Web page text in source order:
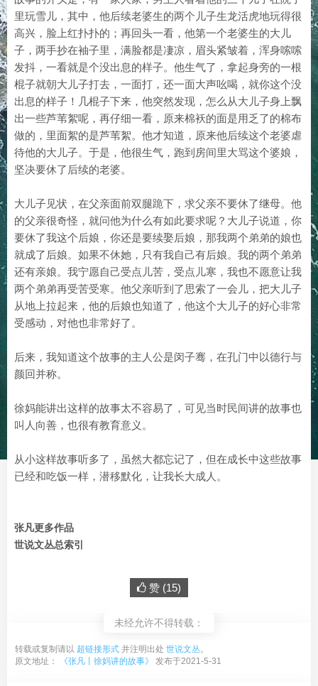
里玩雪儿，其中，他后续老婆生的两个儿子生龙活虎地玩得很
高兴，脸上红扑扑的；再回头一看，他第一个老婆生的大儿
子，两手抄在袖子里，满脸都是凄凉，眉头紧皱着，浑身嗦嗦
发抖，一看就是个没出息的样子。他生气了，拿起身旁的一根
棍子就朝大儿子打去，一面打，还一面大声吆喝，就你这个没
出息的样子！几棍子下来，他突然发现，怎么从大儿子身上飘
出一些芦苇絮呢，再仔细一看，原来棉袄的面是用乏了的棉布
做的，里面絮的是芦苇絮。他才知道，原来他后续这个老婆虐
待他的大儿子。于是，他很生气，跑到房间里大骂这个婆娘，
坚决要休了后续的老婆。
大儿子见状，在父亲面前双腿跪下，求父亲不要休了继母。他
的父亲很奇怪，就问他为什么有如此要求呢？大儿子说道，你
要休了我这个后娘，你还是要续娶后娘，那我两个弟弟的娘也
就成了后娘。如果不休她，只有我自己有后娘。我的两个弟弟
还有亲娘。我宁愿自己受点儿苦，受点儿寒，我也不愿意让我
两个弟弟再受苦受寒。他父亲听到了思索了一会儿，把大儿子
从地上拉起来，他的后娘也知道了，他这个大儿子的好心非常
受感动，对他也非常好了。
后来，我知道这个故事的主人公是闵子骞，在孔门中以德行与
颜回并称。
徐妈能讲出这样的故事太不容易了，可见当时民间讲的故事也
叫人向善，也很有教育意义。
从小这样故事听多了，虽然大都忘记了，但在成长中这些故事
已经和吃饭一样，潜移默化，让我长大成人。
张凡更多作品
世说文丛总索引
赞 (15)
未经允许不得转载：
转载或复制请以 超链接形式 并注明出处 世说文丛。
原文地址：
《张凡丨徐妈讲的故事》 发布于2021-5-31